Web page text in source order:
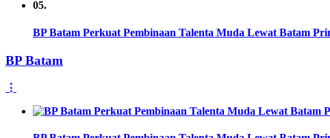
05.
BP Batam Perkuat Pembinaan Talenta Muda Lewat Batam
BP Batam
⋮